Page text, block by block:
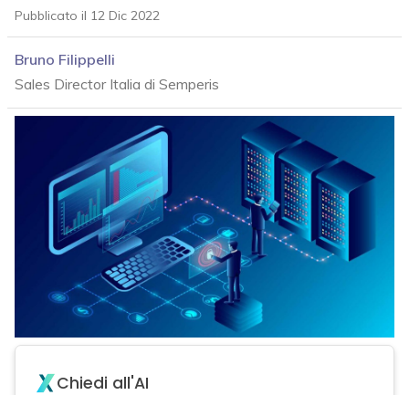
Pubblicato il 12 Dic 2022
Bruno Filippelli
Sales Director Italia di Semperis
Chiedi all'AI